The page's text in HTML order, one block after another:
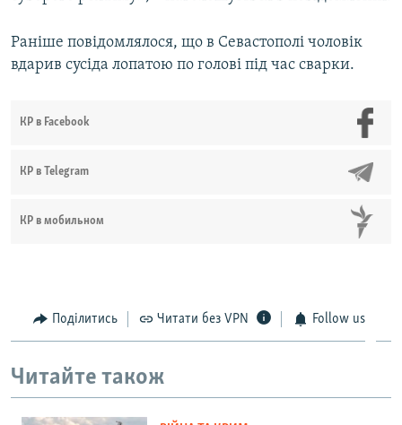
Раніше повідомлялося, що в Севастополі чоловік
вдарив сусіда лопатою по голові під час сварки.
КР в Facebook
КР в Telegram
КР в мобильном
Поділитись Читати без VPN Follow us
Читайте також